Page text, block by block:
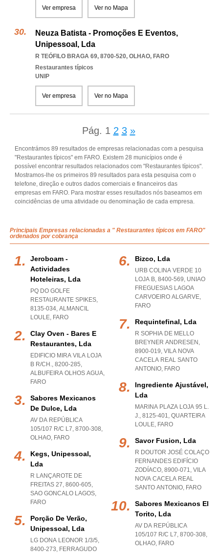
Ver empresa Ver no Mapa
Neuza Batista - Promoções E Eventos,
Unipessoal, Lda
R TEÓFILO BRAGA 69, 8700-520, OLHAO, FARO
Restaurantes típicos
UNIP
Ver empresa Ver no Mapa
Pág. 1 2 3 »
Encontrámos 89 resultados de empresas relacionadas com a pesquisa
"Restaurantes típicos" em FARO. Existem 28 municípios onde é
possível encontrar resultados relacionados com "Restaurantes típicos".
Mostramos-lhe os primeiros 89 resultados para esta pesquisa com o
telefone, direção e outros dados comerciais e financeiros das
empresas em FARO. Para mostrar esses resultados nós baseamos em
coincidências de uma atividade ou denominação de cada empresa.
Principais Empresas relacionadas a " Restaurantes típicos em FARO"
ordenados por cobrança
Jeroboam -
Actividades
Hoteleiras, Lda
PQ DO GOLFE
RESTAURANTE SPIKES,
8135-034, ALMANCIL
LOULE, FARO
Clay Oven - Bares E
Restaurantes, Lda
EDIFICIO MIRA VILA LOJA
B R/CH., 8200-285,
ALBUFEIRA OLHOS AGUA,
FARO
Sabores Mexicanos
De Dulce, Lda
AV DA REPÚBLICA
105/107 R/C L7, 8700-308,
OLHAO, FARO
Kegs, Unipessoal,
Lda
R LANÇAROTE DE
FREITAS 27, 8600-605,
SAO GONCALO LAGOS,
FARO
Porção De Verão,
Unipessoal, Lda
LG DONA LEONOR 1/3/5,
8400-273, FERRAGUDO
Bizco, Lda
URB COLINA VERDE 10
LOJA B, 8400-569, UNIAO
FREGUESIAS LAGOA
CARVOEIRO ALGARVE,
FARO
Requintefinal, Lda
R SOPHIA DE MELLO
BREYNER ANDRESEN,
8900-019, VILA NOVA
CACELA REAL SANTO
ANTONIO, FARO
Ingrediente Ajustável,
Lda
MARINA PLAZA LOJA 95 L.
J., 8125-401, QUARTEIRA
LOULE, FARO
Savor Fusion, Lda
R DOUTOR JOSÉ COLAÇO
FERNANDES EDIFÍCIO
ZODÍACO, 8900-071, VILA
NOVA CACELA REAL
SANTO ANTONIO, FARO
Sabores Mexicanos El
Torito, Lda
AV DA REPÚBLICA
105/107 R/C L7, 8700-308,
OLHAO, FARO